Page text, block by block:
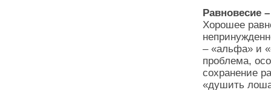
Равновесие
Хорошее
– «альфа» и
проблема,
сохранение
«душить